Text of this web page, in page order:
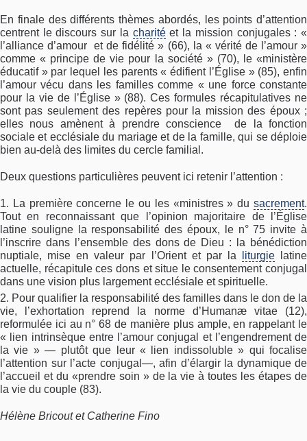
En finale des différents thèmes abordés, les points d’attention
centrent le discours sur la charitéet la mission conjugales : «
l’alliance d’amour et de fidélité » (66), la « vérité de l’amour »
comme « principe de vie pour la société » (70), le «ministère
éducatif » par lequel les parents « édifient l’Église » (85), enfin
l’amour vécu dans les familles comme « une force constante
pour la vie de l’Église » (88). Ces formules récapitulatives ne
sont pas seulement des repères pour la mission des époux ;
elles nous amènent à prendre conscience de la fonction
sociale et ecclésiale du mariage et de la famille, qui se déploie
bien au-delà des limites du cercle familial.
Deux questions particulières peuvent ici retenir l’attention :
La première concerne le ou les «ministres » dusacrement.
Tout en reconnaissant que l’opinion majoritaire de l’Église
latine souligne la responsabilité des époux, le n° 75 invite à
l’inscrire dans l’ensemble des dons de Dieu : la bénédiction
nuptiale, mise en valeur par l’Orient et par la
liturgielatine
actuelle, récapitule ces dons et situe le consentement conjugal
dans une vision plus largement ecclésiale et spirituelle.
Pour qualifier la responsabilité des familles dans le don de la
vie, l’exhortation reprend la norme d’Humanæ vitae (12),
reformulée ici au n° 68 de manière plus ample, en rappelant le
« lien intrinsèque entre l’amour conjugal et l’engendrement de
la vie » — plutôt que leur « lien indissoluble » qui focalise
l’attention sur l’acte conjugal—, afin d’élargir la dynamique de
l’accueil et du «prendre soin » de la vie à toutes les étapes de
la vie du couple (83).
Hélène Bricout et Catherine Fino